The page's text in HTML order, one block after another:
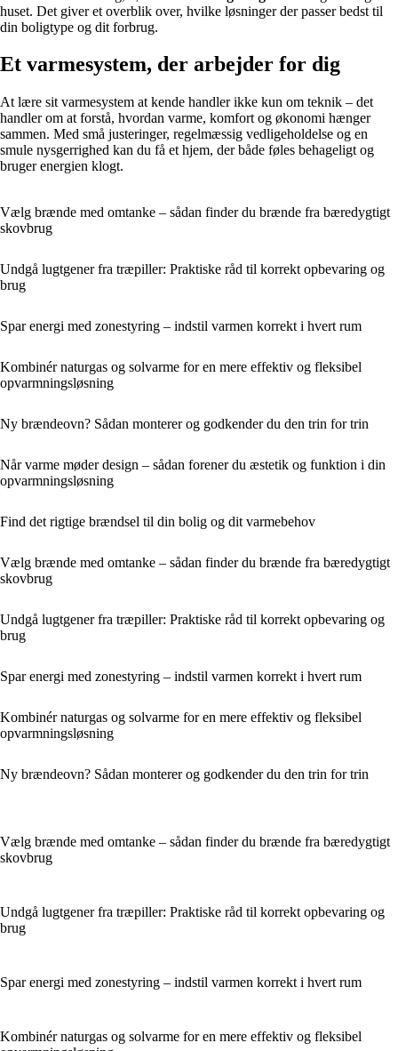
huset. Det giver et overblik over, hvilke løsninger der passer bedst til
din boligtype og dit forbrug.
Et varmesystem, der arbejder for dig
At lære sit varmesystem at kende handler ikke kun om teknik – det
handler om at forstå, hvordan varme, komfort og økonomi hænger
sammen. Med små justeringer, regelmæssig vedligeholdelse og en
smule nysgerrighed kan du få et hjem, der både føles behageligt og
bruger energien klogt.
Vælg brænde med omtanke – sådan finder du brænde fra bæredygtigt
skovbrug
Undgå lugtgener fra træpiller: Praktiske råd til korrekt opbevaring og
brug
Spar energi med zonestyring – indstil varmen korrekt i hvert rum
Kombinér naturgas og solvarme for en mere effektiv og fleksibel
opvarmningsløsning
Ny brændeovn? Sådan monterer og godkender du den trin for trin
Når varme møder design – sådan forener du æstetik og funktion i din
opvarmningsløsning
Find det rigtige brændsel til din bolig og dit varmebehov
Vælg brænde med omtanke – sådan finder du brænde fra bæredygtigt
skovbrug
Undgå lugtgener fra træpiller: Praktiske råd til korrekt opbevaring og
brug
Spar energi med zonestyring – indstil varmen korrekt i hvert rum
Kombinér naturgas og solvarme for en mere effektiv og fleksibel
opvarmningsløsning
Ny brændeovn? Sådan monterer og godkender du den trin for trin
Vælg brænde med omtanke – sådan finder du brænde fra bæredygtigt
skovbrug
Undgå lugtgener fra træpiller: Praktiske råd til korrekt opbevaring og
brug
Spar energi med zonestyring – indstil varmen korrekt i hvert rum
Kombinér naturgas og solvarme for en mere effektiv og fleksibel